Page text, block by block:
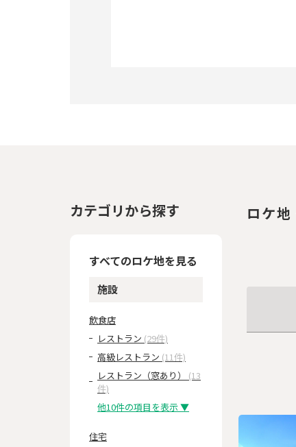
ロケ
カテゴリから探す
すべてのロケ地を見る
施設
飲食店
レストラン (29件)
高級レストラン (11件)
レストラン（窓あり） (13
件)
他10件の項目を表示 ▼
住宅